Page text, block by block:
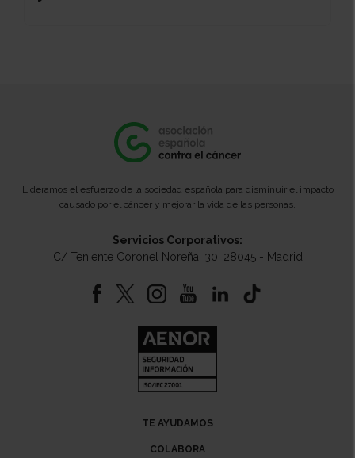
Lideramos el esfuerzo de la sociedad española para disminuir el impacto
causado por el cáncer y mejorar la vida de las personas.
Servicios Corporativos:
C/ Teniente Coronel Noreña, 30, 28045 - Madrid
TE AYUDAMOS
COLABORA